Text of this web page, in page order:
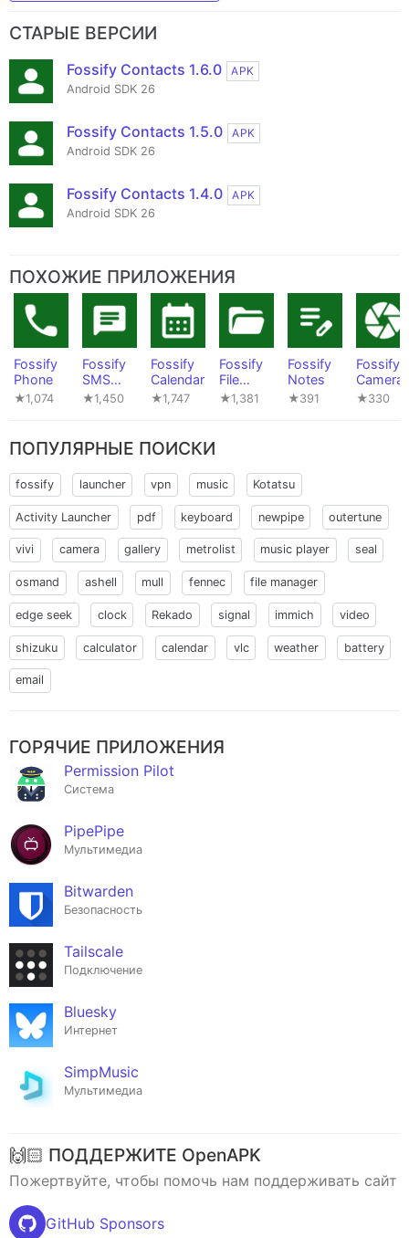
СТАРЫЕ ВЕРСИИ
Fossify Contacts 1.6.0
APK
Android SDK 26
Fossify Contacts 1.5.0
APK
Android SDK 26
Fossify Contacts 1.4.0
APK
Android SDK 26
ПОХОЖИЕ ПРИЛОЖЕНИЯ
Fossify
Phone
★1,074
Fossify
SMS
Messen
ger
★1,450
Fossify
Calendar
★1,747
Fossify
File
Manager
★1,381
Fossify
Notes
★391
Fossify
Camera
★330
ПОПУЛЯРНЫЕ ПОИСКИ
fossify launcher vpn music Kotatsu
Activity Launcher pdf keyboard newpipe outertune
vivi camera gallery metrolist music player seal
osmand ashell mull fennec file manager
edge seek clock Rekado signal immich video
shizuku calculator calendar vlc weather battery
email
ГОРЯЧИЕ ПРИЛОЖЕНИЯ
Permission Pilot
Система
PipePipe
Мультимедиа
Bitwarden
Безопасность
Tailscale
Подключение
Bluesky
Интернет
SimpMusic
Мультимедиа
🙌🏻 ПОДДЕРЖИТЕ OpenAPK
Пожертвуйте, чтобы помочь нам поддерживать сайт
GitHub Sponsors